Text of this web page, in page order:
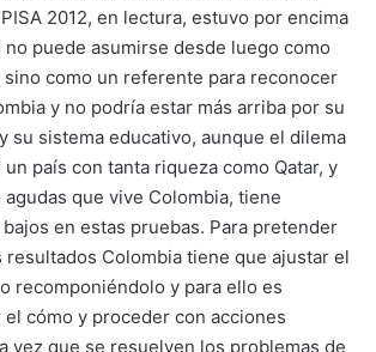
2012, en lectura, estuvo por encima
puede asumirse desde luego como
sino como un referente para reconocer
y no podría estar más arriba por su
su sistema educativo, aunque el dilema
país con tanta riqueza como Qatar, y
que vive Colombia, tiene
en estas pruebas. Para pretender
resultados Colombia tiene que ajustar el
recomponiéndolo y para ello es
cómo y proceder con acciones
vez que se resuelven los problemas de